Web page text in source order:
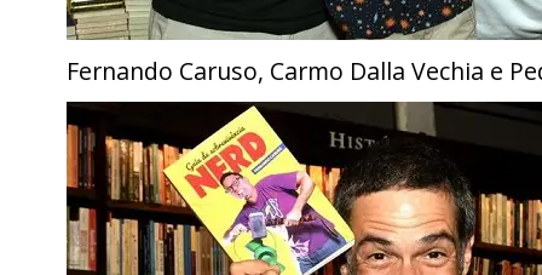
Fernando Caruso, Carmo Dalla Vechia e